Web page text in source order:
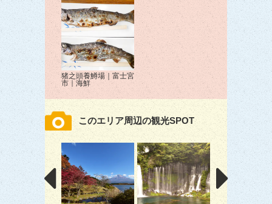
猪之頭養鱒場｜富士宮
市｜海鮮
このエリア周辺の観光SPOT